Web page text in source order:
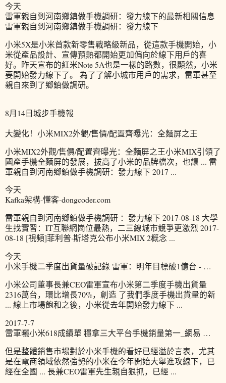
今天
雷軍親自到河南鄉鎮做手機調研：發力線下的最新相關信息
雷軍親自到河南鄉鎮做手機調研：發力線下
小米5X是小米首款新零售戰略級新品，從這款手機開始，小
米從產品設計、宣傳預熱都開始更加偏向於線下用戶的喜
好。昨天宣布的紅米Note 5A也是一樣的路數，很顯然，小米
要開始發力線下了。 為了了解小城市用戶的需求，雷軍甚至
親自來到了鄉鎮做調研。
8月14日城步手機報
大變化！小米MIX2外觀/售價/配置齊曝光：全麵屏之王
小米MIX2外觀/售價/配置齊曝光：全麵屏之王小米MIX引領了
國產手機全麵屏的發展，拔高了小米的品牌檔次，也讓 ... 雷
軍親自到河南鄉鎮做手機調研：發力線下 2017 ...
今天
Kafka架構-懂客-dongcoder.com
雷軍親自到河南鄉鎮做手機調研 ：發力線下 2017-08-18 大學
生找實習：IT互聯網崗位最熱，二三線城市競爭更激烈 2017-
08-18 [視頻]菲利普·斯塔克公布小米MIX 2概念 ...
今天
小米手機二季度出貨量破記錄 雷軍：明年目標破1億台 - …
小米公司董事長兼CEO雷軍宣布小米第二季度手機出貨量
2316萬台，環比增長70%，創造 了我們季度手機出貨量的新
... 線上市場飽和之後，小米從去年開始發力線下 ...
2017-7-7
雷軍曬小米618成績單 穩拿三大平台手機銷量第一_網易 …
但是整體銷售市場對於小米手機的看好已經溢於言表，尤其
是在電商領域依然強勢的小米在今年開始大舉進攻線下，已
經在全國 ... 長兼CEO雷軍先生親自狠抓，已經 ...